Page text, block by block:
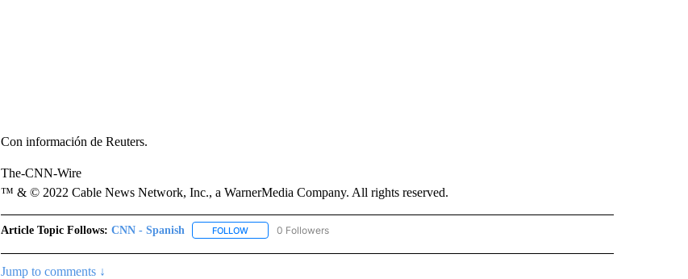
Con información de Reuters.
The-CNN-Wire
™ & © 2022 Cable News Network, Inc., a WarnerMedia Company. All rights reserved.
Article Topic Follows: CNN - Spanish FOLLOWFOLLOW "CNN - SPANISH" TO RECEIVE NOTIFICATIONS ABOUT NEW PAGES ON "CNN - SPANISH".
0 Followers
Jump to comments ↓